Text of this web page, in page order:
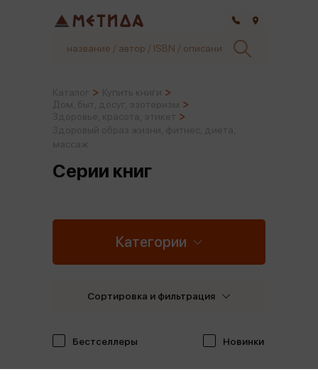
Серии книг
Категории
Бестселлеры Новинки
Сортировка и фильтрация